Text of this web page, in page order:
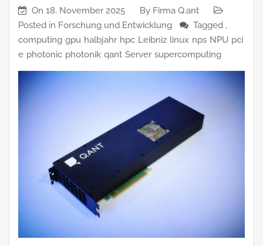
On 18. November 2025 By Firma Q.ant
Posted in Forschung und Entwicklung
Tagged ,
computing gpu halbjahr hpc Leibniz linux nps NPU pci
e photonic photonik qant Server supercomputing